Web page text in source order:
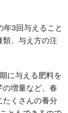
3回与えること
、与え方の注
に与える肥料を
の増量など、春
くさんの養分